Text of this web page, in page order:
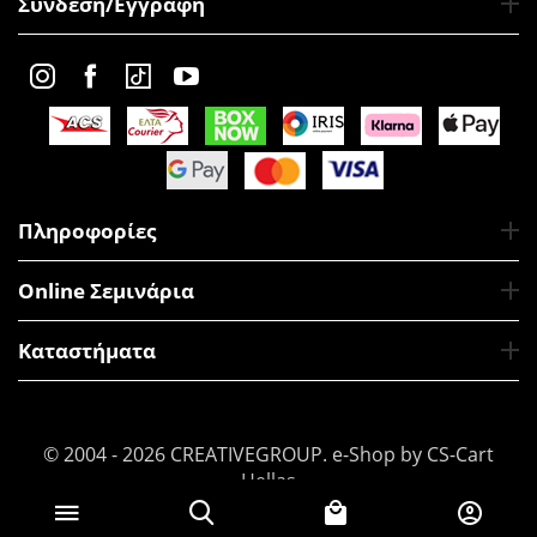
Πληροφορίες
Online Σεμινάρια
Καταστήματα
© 2004 - 2026 CREATIVEGROUP. e-Shop by CS-Cart
Hellas
50 Προσθήκη στο Καλάθι